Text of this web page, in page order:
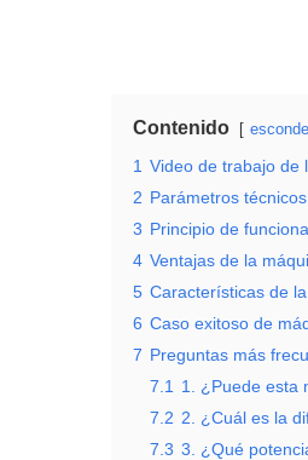
Contenido
1 Video de trabajo de
2 Parámetros
3 Principio de
4 Ventajas de la
5 Características de
6 Caso exitoso de
7 Preguntas más
7.1
1. ¿Puede esta
7.2 2. ¿Cuál es la
7.3 3. ¿Qué